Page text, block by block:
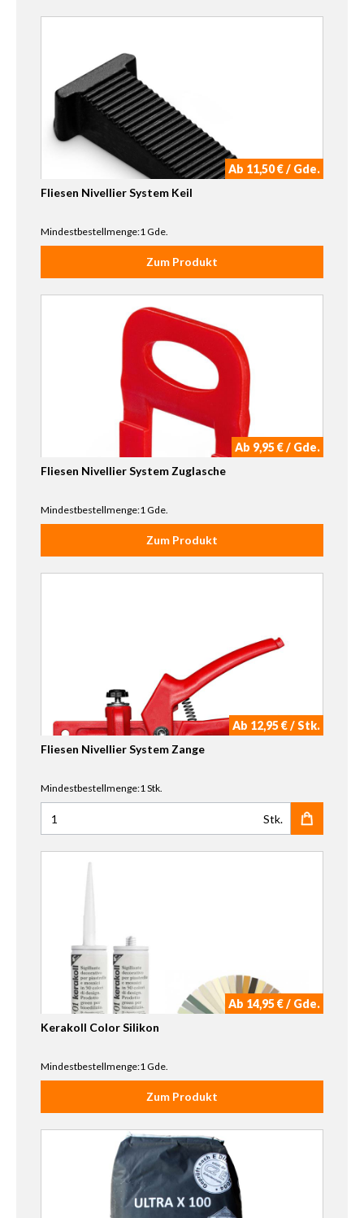
Ab 11,50 € / Gde.
Fliesen Nivellier System Keil
Mindestbestellmenge:1 Gde.
Zum Produkt
Ab 9,95 € / Gde.
Fliesen Nivellier System Zuglasche
Mindestbestellmenge:1 Gde.
Zum Produkt
Ab 12,95 € / Stk.
Fliesen Nivellier System Zange
Mindestbestellmenge:1 Stk.
Anzahl für Fliesen Nivellier System Zange
Stk.
Ab 14,95 € / Gde.
Kerakoll Color Silikon
Mindestbestellmenge:1 Gde.
Zum Produkt